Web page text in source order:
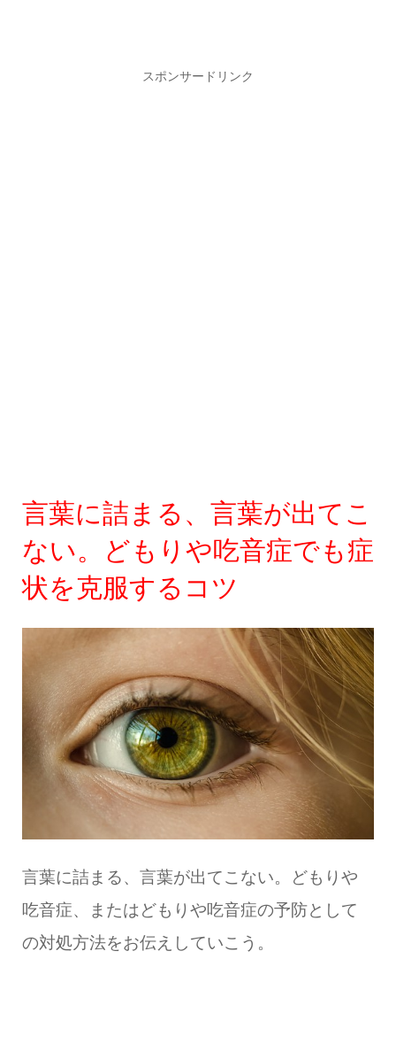
スポンサードリンク
言葉に詰まる、言葉が出てこ
ない。どもりや吃音症でも症
状を克服するコツ
言葉に詰まる、言葉が出てこない。どもりや
吃音症、またはどもりや吃音症の予防として
の対処方法をお伝えしていこう。